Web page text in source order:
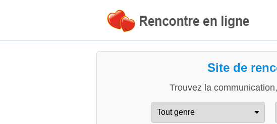
Site de
Trouvez la